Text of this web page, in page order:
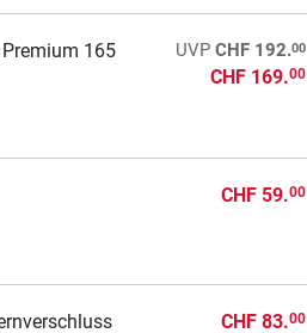
165
UVP CHF 192.00
CHF 169.00
CHF 59.00
CHF 83.00